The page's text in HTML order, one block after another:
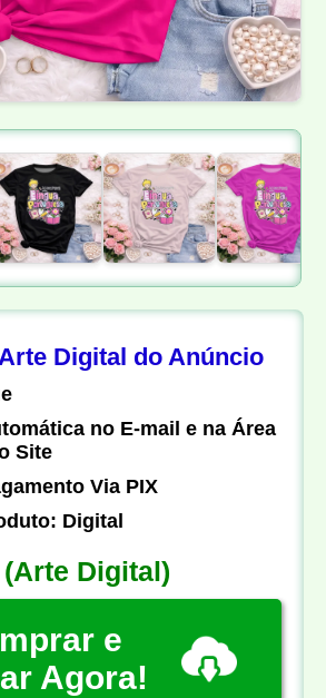
Digital do Anúncio
no E-mail e na Área
Site
Via PIX
Digital
(Arte Digital)
e
Agora!